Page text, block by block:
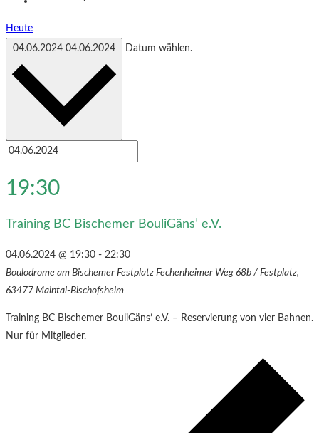
Heute
04.06.2024 04.06.2024 Datum wählen.
19:30
Training BC Bischemer BouliGäns’ e.V.
04.06.2024 @ 19:30 - 22:30
Boulodrome am Bischemer Festplatz Fechenheimer Weg 68b / Festplatz,
63477 Maintal-Bischofsheim
Training BC Bischemer BouliGäns’ e.V. – Reservierung von vier Bahnen.
Nur für Mitglieder.